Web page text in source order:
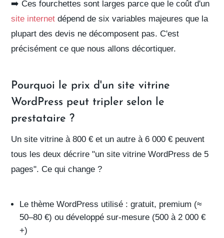
➡️ Ces fourchettes sont larges parce que le coût d'un
site internet dépend desix variables majeures que la
plupart des devis ne décomposent pas. C'est
précisément ce que nous allons décortiquer.
Pourquoi le prix d'un site vitrine
WordPress peut tripler selon le
prestataire ?
Un site vitrine à 800 € et un autre à 6 000 € peuvent
tous les deux décrire "un site vitrine WordPress de 5
pages". Ce qui change ?
Lethème WordPress utilisé : gratuit, premium (≈
50–80 €) ou développé sur-mesure (500 à 2 000 €
+)